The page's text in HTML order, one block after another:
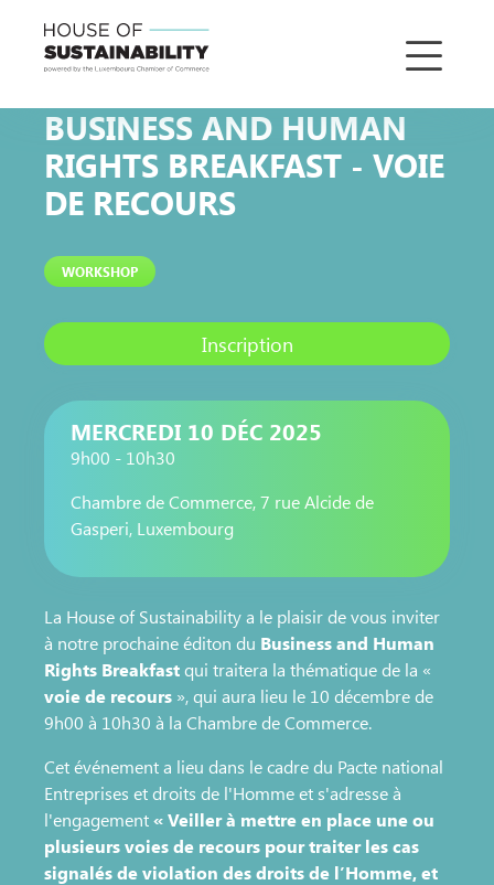
BUSINESS AND HUMAN
RIGHTS BREAKFAST - VOIE
DE RECOURS
WORKSHOP
Inscription
MERCREDI 10 DÉC 2025
9h00 - 10h30
Chambre de Commerce, 7 rue Alcide de
Gasperi, Luxembourg
La House of Sustainability a le plaisir de vous inviter
à notre prochaine éditon du Business and Human
Rights Breakfastqui traitera la thématique de la «
voie de recours », qui aura lieu le 10 décembre de
9h00 à 10h30 à la Chambre de Commerce.
Cet événement a lieu dans le cadre du Pacte national
Entreprises et droits de l'Homme et s'adresse à
l'engagement« Veiller à mettre en place une ou
plusieurs voies de recours pour traiter les cas
signalés de violation des droits de l’Homme, et